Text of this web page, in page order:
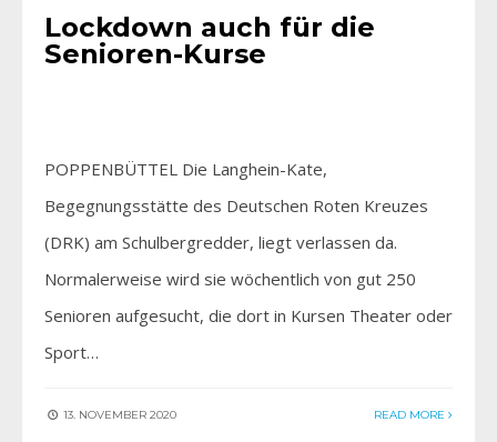
Lockdown auch für die
Senioren-Kurse
POPPENBÜTTEL Die Langhein-Kate,
Begegnungsstätte des Deutschen Roten Kreuzes
(DRK) am Schulbergredder, liegt verlassen da.
Normalerweise wird sie wöchentlich von gut 250
Senioren aufgesucht, die dort in Kursen Theater oder
Sport…
13. NOVEMBER 2020 READ MORE